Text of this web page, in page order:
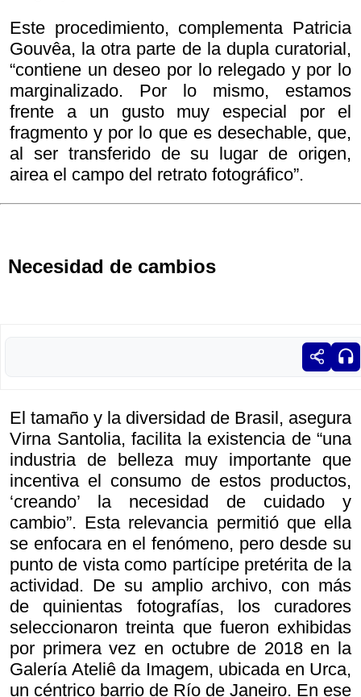
Este procedimiento, complementa Patricia
Gouvêa, la otra parte de la dupla curatorial,
“contiene un deseo por lo relegado y por lo
marginalizado. Por lo mismo, estamos
frente a un gusto muy especial por el
fragmento y por lo que es desechable, que,
al ser transferido de su lugar de origen,
airea el campo del retrato fotográfico”.
Necesidad de cambios
El tamaño y la diversidad de Brasil, asegura
Virna Santolia, facilita la existencia de “una
industria de belleza muy importante que
incentiva el consumo de estos productos,
‘creando’ la necesidad de cuidado y
cambio”. Esta relevancia permitió que ella
se enfocara en el fenómeno, pero desde su
punto de vista como partícipe pretérita de la
actividad. De su amplio archivo, con más
de quinientas fotografías, los curadores
seleccionaron treinta que fueron exhibidas
por primera vez en octubre de 2018 en la
Galería Ateliê da Imagem, ubicada en Urca,
un céntrico barrio de Río de Janeiro. En ese